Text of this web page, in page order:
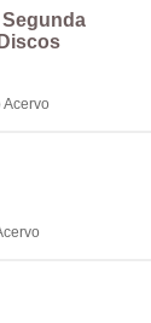
Acervo